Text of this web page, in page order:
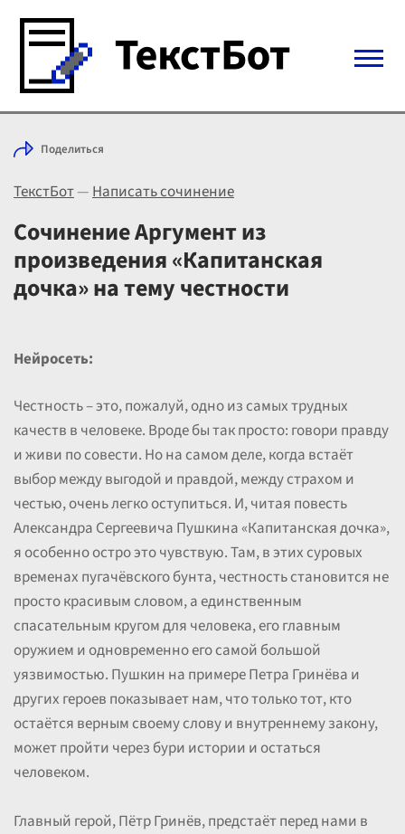
Войти с Telegram
Выбрать режим
Цены
Поделиться
ТекстБот—Написать сочинение
Сочинение Аргумент из
произведения «Капитанская
дочка» на тему честности
Нейросеть:
Честность – это, пожалуй, одно из самых трудных
качеств в человеке. Вроде бы так просто: говори правду
и живи по совести. Но на самом деле, когда встаёт
выбор между выгодой и правдой, между страхом и
честью, очень легко оступиться. И, читая повесть
Александра Сергеевича Пушкина «Капитанская дочка»,
я особенно остро это чувствую. Там, в этих суровых
временах пугачёвского бунта, честность становится не
просто красивым словом, а единственным
спасательным кругом для человека, его главным
оружием и одновременно его самой большой
уязвимостью. Пушкин на примере Петра Гринёва и
других героев показывает нам, что только тот, кто
остаётся верным своему слову и внутреннему закону,
может пройти через бури истории и остаться
человеком.
Главный герой, Пётр Гринёв, предстаёт перед нами в